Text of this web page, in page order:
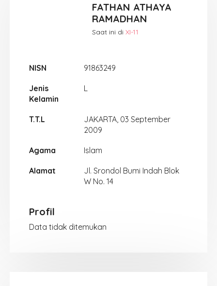
FATHAN ATHAYA
RAMADHAN
Saat ini di XI-11
NISN 91863249
Jenis
Kelamin
L
T.T.L
JAKARTA, 03 September
2009
Agama Islam
Alamat
Jl. Srondol Bumi Indah Blok
W No. 14
Profil
Data tidak ditemukan